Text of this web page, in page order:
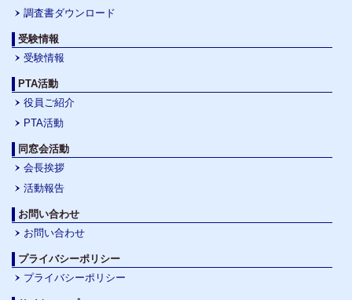
調査書ダウンロード
受験情報
受験情報
PTA活動
役員ご紹介
PTA活動
同窓会活動
会長挨拶
活動報告
お問い合わせ
お問い合わせ
プライバシーポリシー
プライバシーポリシー